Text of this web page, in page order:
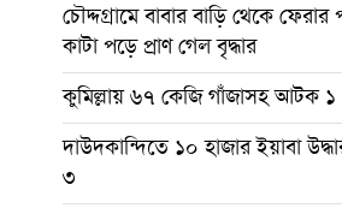
চৌদ্দগ্রামে বাবার বাড়ি থেকে ফেরার
কাটা পড়ে প্রাণ গেল বৃদ্ধার
কুমিল্লায় ৬৭ কেজি গাঁজাসহ আটক ১
দাউদকান্দিতে ১০ হাজার ইয়াবা
৩